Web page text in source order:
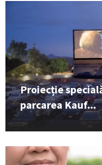
Proiecție
parcarea Kauf...